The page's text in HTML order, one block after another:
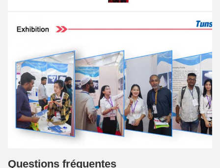
Questions fréquentes